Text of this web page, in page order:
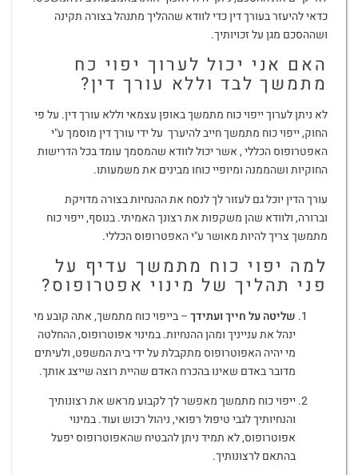
כדאי להיעזר בעורך דין כדי לוודא שההליך מתנהל בצורה תקינה
ושההסכם מגן על זכויותיך.
האם אני יכול לערוך יפוי כח
מתמשך לבד וללא עורך דין?
לא ניתן לערוך ייפוי כוח מתמשך באופן עצמאי וללא עורך דין. על פי
החוק, ייפוי כוח מתמשך חייב להיערך על ידי עורך דין מוסמך ע"י
האפטרופוס הכללי , אשר יכול לוודא שהמסמך עומד בכל הדרישות
החוקיות ושהממנה ומיופיי כוחו מבינים את משמעותו.
עורך הדין יוכל גם לעזור לך לנסח את ההנחיות בצורה מדויקת
וברורה, ולוודא שהן משקפות את רצונך האמיתי. בנוסף, ייפוי כוח
מתמשך צריך להיות מאושר ע"י האפטרופוס הכללי.
למה יפוי כוח מתמשך עדיף על
פני תהליך של מינוי אפטרופוס?
שליטה על חייך ועתידך– בייפוי כוח מתמשך, אתה קובע מי
ינהל את ענייניך ומהן ההנחיות. במינוי אפוטרופוס, ההחלטה
מי יהיה האפוטרופוס מתקבלת על ידי בית המשפט, ולעיתים
מדובר באדם שאינו בהכרח האדם שהיית רוצה שייצג אותך.
ייפוי כוח מתמשך מאפשר לך לקבוע מראש את רצונותיך
והנחיותיך לגבי טיפול רפואי, ניהול רכוש ועוד. במינוי
אפוטרופוס, לא תמיד ניתן להבטיח שהאפוטרופוס יפעל
בהתאם לרצונותיך.